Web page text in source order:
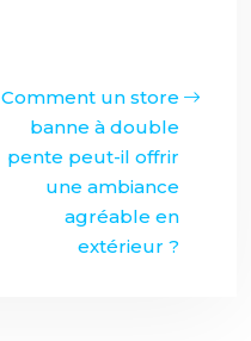
Comment un store
banne à double
pente peut-il offrir
une ambiance
agréable en
extérieur ?